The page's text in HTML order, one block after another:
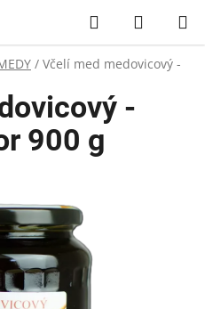
Hľadať
KOŠÍK
/ Včelí med medovicový -
-
900 g